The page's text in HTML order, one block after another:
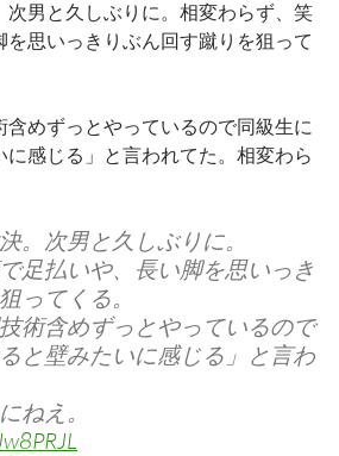
次男と久しぶりに。相変わらず、笑
を思いっきりぶん回す蹴りを狙って
含めずっとやっているので同級生に
に感じる」と言われてた。相変わら
。次男と久しぶりに。
足払いや、長い脚を思いっき
ってくる。
術含めずっとやっているので
と壁みたいに感じる」と言わ
ねえ。